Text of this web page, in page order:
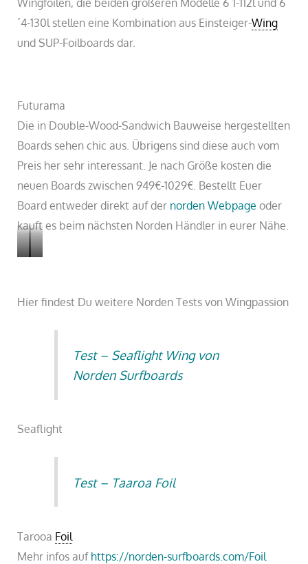
´4-130l stellen eine Kombination aus Einsteiger-Wing
und SUP-Foilboards dar.
Futurama
Die in Double-Wood-Sandwich Bauweise hergestellten
Boards sehen chic aus. Übrigens sind diese auch vom
Preis her sehr interessant. Je nach Größe kosten die
neuen Boards zwischen 949€-1029€. Bestellt Euer
Board entweder direkt auf der norden Webpage oder
kauft es beim nächsten Norden Händler in eurer Nähe.
Futurama
F
t
Hier findest Du weitere Norden Tests von Wingpassion
Test – Seaflight Wing von
Norden Surfboards
Seaflight
Test – Taaroa Foil
Tarooa Foil
Mehr infos aufhttps://norden-surfboards.com/Foil